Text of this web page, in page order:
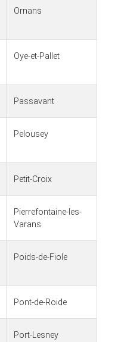
Ornans
Oye-et-Pallet
Passavant
Pelousey
Petit-Croix
Pierrefontaine-les-
Varans
Poids-de-Fiole
Pont-de-Roide
Port-Lesney